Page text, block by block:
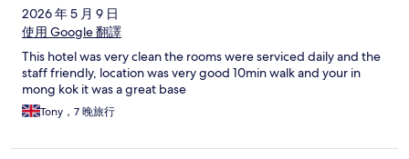
2026 年 5 月 9 日
使用 Google 翻譯
This hotel was very clean the rooms were serviced daily and the
staff friendly, location was very good 10min walk and your in
mong kok it was a great base
Tony，7 晚旅行